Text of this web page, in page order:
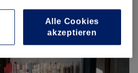
Alle Cookies
akzeptieren